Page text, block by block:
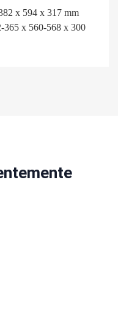
x 594 x 317 mm
365 x 560-568 x 300